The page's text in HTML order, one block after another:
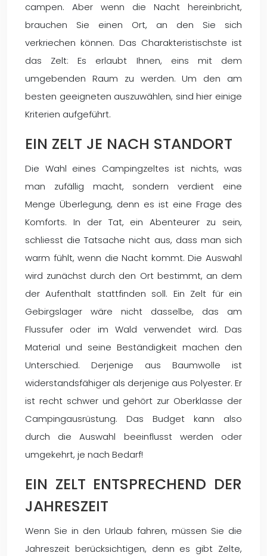
campen. Aber wenn die Nacht hereinbricht,
brauchen Sie einen Ort, an den Sie sich
verkriechen können. Das Charakteristischste ist
das Zelt: Es erlaubt Ihnen, eins mit dem
umgebenden Raum zu werden. Um den am
besten geeigneten auszuwählen, sind hier einige
Kriterien aufgeführt.
EIN ZELT JE NACH STANDORT
Die Wahl eines Campingzeltes ist nichts, was
man zufällig macht, sondern verdient eine
Menge Überlegung, denn es ist eine Frage des
Komforts. In der Tat, ein Abenteurer zu sein,
schliesst die Tatsache nicht aus, dass man sich
warm fühlt, wenn die Nacht kommt. Die Auswahl
wird zunächst durch den Ort bestimmt, an dem
der Aufenthalt stattfinden soll. Ein Zelt für ein
Gebirgslager wäre nicht dasselbe, das am
Flussufer oder im Wald verwendet wird. Das
Material und seine Beständigkeit machen den
Unterschied. Derjenige aus Baumwolle ist
widerstandsfähiger als derjenige aus Polyester. Er
ist recht schwer und gehört zur Oberklasse der
Campingausrüstung. Das Budget kann also
durch die Auswahl beeinflusst werden oder
umgekehrt, je nach Bedarf!
EIN ZELT ENTSPRECHEND DER
JAHRESZEIT
Wenn Sie in den Urlaub fahren, müssen Sie die
Jahreszeit berücksichtigen, denn es gibt Zelte,